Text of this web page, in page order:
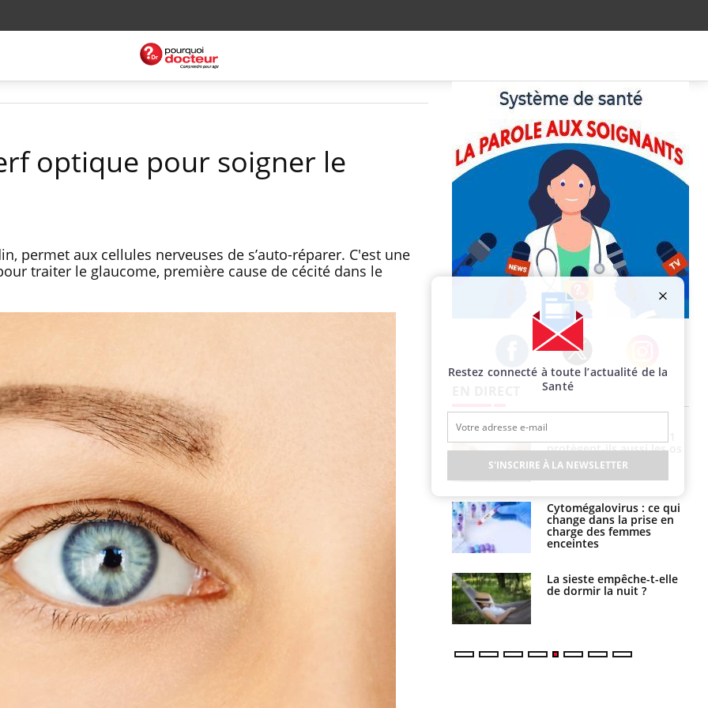
optique pour soigner le
permet aux cellules nerveuses de s’auto-réparer. C'est une
traiter le glaucome, première cause de cécité dans le
Facebook Twitter Instagram
Mortalité infantile : un
rapport s’interroge sur
son taux élevé en France
Grossesse à risque : ce jus
naturel attire l'attention
des chercheurs
Comment oublier les
écrans en vacances ?
protègent-ils aussi les os
?
Cytomégalovirus : ce qui
change dans la prise en
charge des femmes
enceintes
La sieste empêche-t-elle
de dormir la nuit ?
Restez connecté à toute l’actualité de la
Santé
S'INSCRIRE À LA NEWSLETTER